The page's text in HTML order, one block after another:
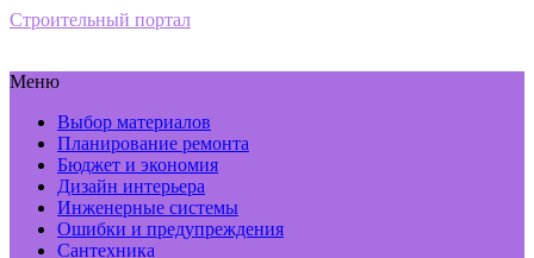
Строительный портал
Меню
Выбор материалов
Планирование ремонта
Бюджет и экономия
Дизайн интерьера
Инженерные системы
Ошибки и предупреждения
Сантехника